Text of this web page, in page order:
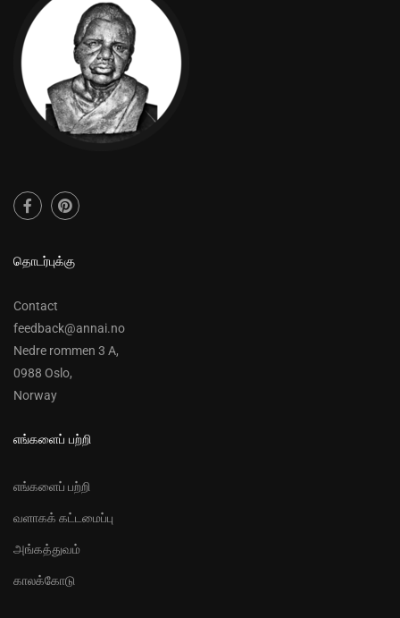
தொடர்புக்கு
Contact
feedback@annai.no
Nedre rommen 3 A,
0988 Oslo,
Norway
எங்களைப் பற்றி
எங்களைப் பற்றி
வளாகக் கட்டமைப்பு
அங்கத்துவம்
காலக்கோடு